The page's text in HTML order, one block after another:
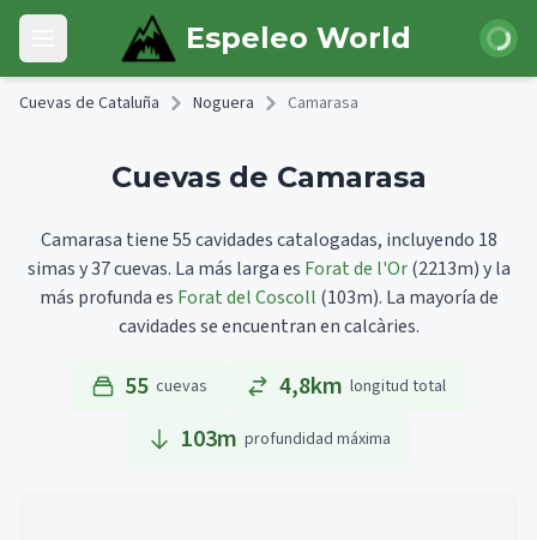
Skip to main content
Open main menu Espeleo World Iniciar
Cuevas de Cataluña Noguera Camarasa
Cuevas de Camarasa
Camarasa tiene 55 cavidades catalogadas, incluyendo 18
simas y 37 cuevas. La más larga es Forat de l'Or(2213m)y la
más profunda es Forat del Coscoll (103m). La mayoría de
cavidades se encuentran en calcàries.
55 cuevas 4,8km longitud total
103m profundidad máxima